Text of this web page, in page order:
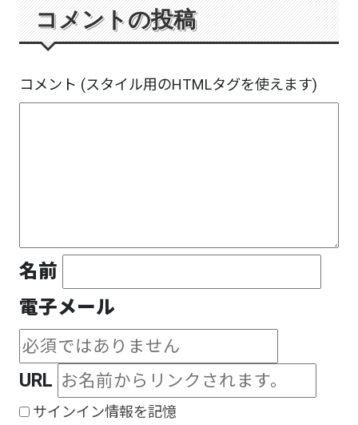
コメントの投稿
コメント (スタイル用のHTMLタグを使えます)
名前
電子メール
URL
サインイン情報を記憶